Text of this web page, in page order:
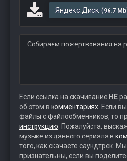
Яндекс.Диск (96.7 Mb
Собираем пожертвования на
Если ссылка на скачивание НЕ
об этом в комментариях . Если
файлы с файлообменников, то
инструкцию . Пожалуйста,
музыке из данного сериала в
того, как скачаете саундтрек.
признательны, если вы